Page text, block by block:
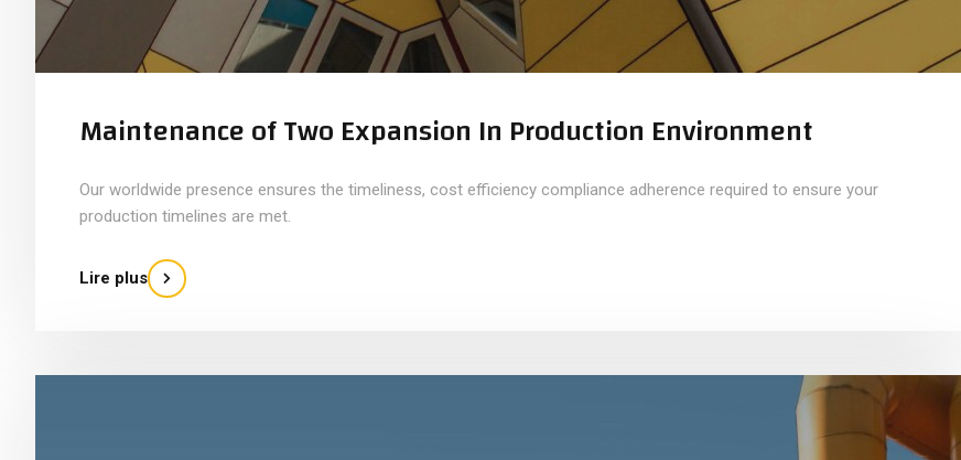
Maintenance of Two Expansion In Production Environment
Our worldwide presence ensures the timeliness, cost efficiency compliance adherence required to ensure your
production timelines are met.
Lire plus